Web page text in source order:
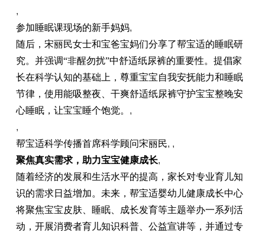
,
参加睡眠课现场的新手妈妈,
随后，宋丽民女士和宝爸宝妈们分享了帮宝适的睡眠研
究。并强调“非醒勿扰”中舒适纸尿裤的重要性。提倡家
长在科学认知的基础上，尊重宝宝自我安抚能力和睡眠
节律，使用能吸整夜、干爽舒适纸尿裤守护宝宝整晚安
心睡眠，让宝宝睡个饱觉。 ,
,
帮宝适科学传播首席科学顾问宋丽民, ,
聚焦真实需求，助力宝宝健康成长,
随着经济的发展和生活水平的提高，家长对专业育儿知
识的需求日益增加。未来，帮宝适婴幼儿健康成长中心
将聚焦宝宝皮肤、睡眠、成长发育等主题举办一系列活
动，开展消费者育儿知识科普、公益宣讲等，并通过专